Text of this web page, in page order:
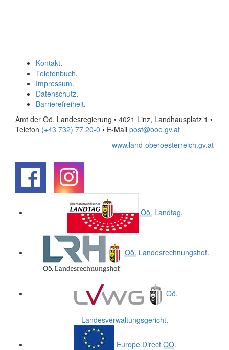
Kontakt.
Telefonbuch.
Impressum.
Datenschutz.
Barrierefreiheit.
Amt der Oö. Landesregierung • 4021 Linz, Landhausplatz 1 •
Telefon (+43 732) 77 20-0 • E-Mail post@ooe.gv.at
www.land-oberoesterreich.gv.at
Oö. Landtag.
Oö. Landesrechnungshof.
Oö.
Landesverwaltungsgericht.
Europe Direct OÖ.